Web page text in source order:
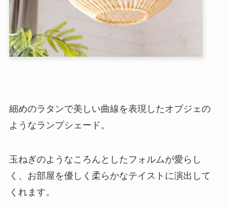
細めのラタンで美しい曲線を表現したオブジェの
ようなランプシェード。
玉ねぎのようなころんとしたフォルムが愛らし
く、お部屋を優しく柔らかなテイストに演出して
くれます。